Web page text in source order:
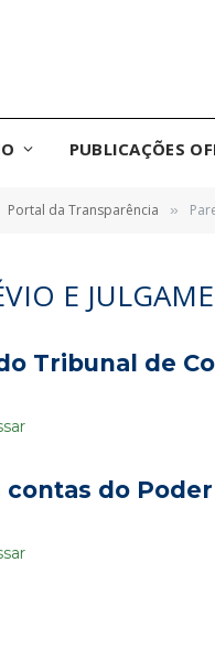
PUBLICAÇÕES
Portal da Transparência »
E
Tribunal de
do